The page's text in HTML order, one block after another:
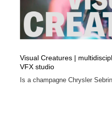
Visual Creatures |
VFX studio
Is a champagne Chrysler